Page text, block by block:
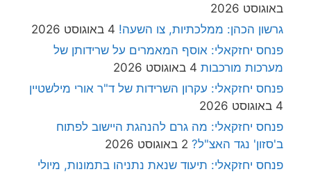
באוגוסט 2026
גרשון הכהן: ממלכתיות, צו השעה! 4 באוגוסט 2026
פנחס יחזקאלי: אוסף המאמרים על שרידותן של
מערכות מורכבות 4 באוגוסט 2026
פנחס יחזקאלי: עקרון השרידות של ד"ר אורי מילשטיין
4 באוגוסט 2026
פנחס יחזקאלי: מה גרם להנהגת היישוב לפתוח
ב'סזון' נגד האצ"ל? 2 באוגוסט 2026
פנחס יחזקאלי: תיעוד שנאת נתניהו בתמונות, מיולי